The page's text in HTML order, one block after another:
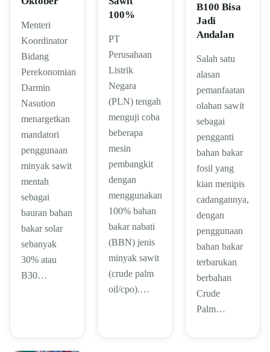
Menteri
Koordinator
Bidang
Perekonomian
Darmin
Nasution
menargetkan
mandatori
penggunaan
minyak sawit
mentah
sebagai
bauran bahan
bakar solar
sebanyak
30% atau
B30…
100%
PT
Perusahaan
Listrik
Negara
(PLN) tengah
menguji coba
beberapa
mesin
pembangkit
dengan
menggunakan
100% bahan
bakar nabati
(BBN) jenis
minyak sawit
(crude palm
oil/cpo).…
B100 Bisa
Jadi
Andalan
Salah satu
alasan
pemanfaatan
olahan sawit
sebagai
pengganti
bahan bakar
fosil yang
kian menipis
cadangannya,
dengan
penggunaan
bahan bakar
terbarukan
berbahan
Crude
Palm…